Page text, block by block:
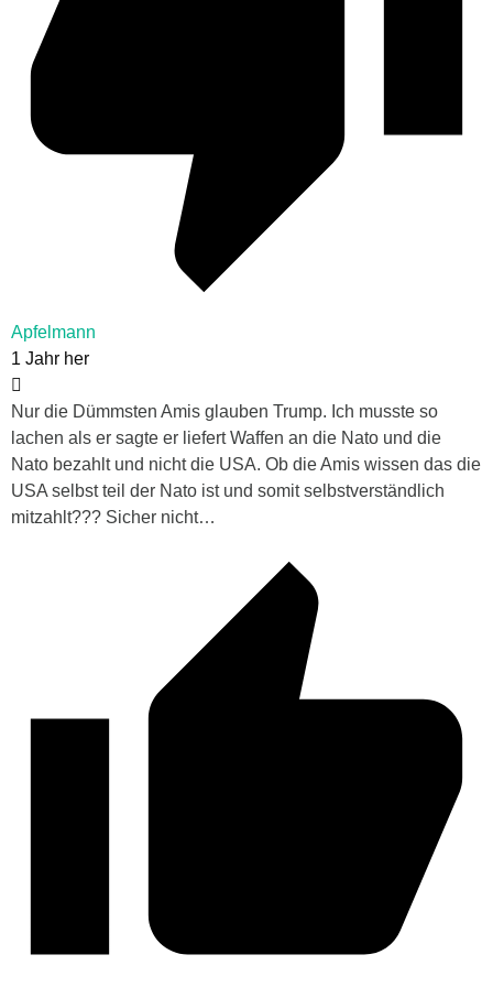
Apfelmann
1 Jahr her
Nur die Dümmsten Amis glauben Trump. Ich musste so
lachen als er sagte er liefert Waffen an die Nato und die
Nato bezahlt und nicht die USA. Ob die Amis wissen das die
USA selbst teil der Nato ist und somit selbstverständlich
mitzahlt??? Sicher nicht…